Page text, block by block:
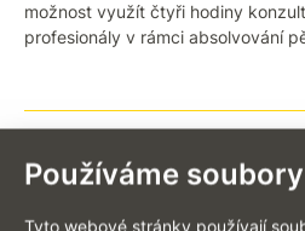
Používáme
Tyto webové stránky používají
možnost využít čtyři hodiny
profesionály v rámci absolvování